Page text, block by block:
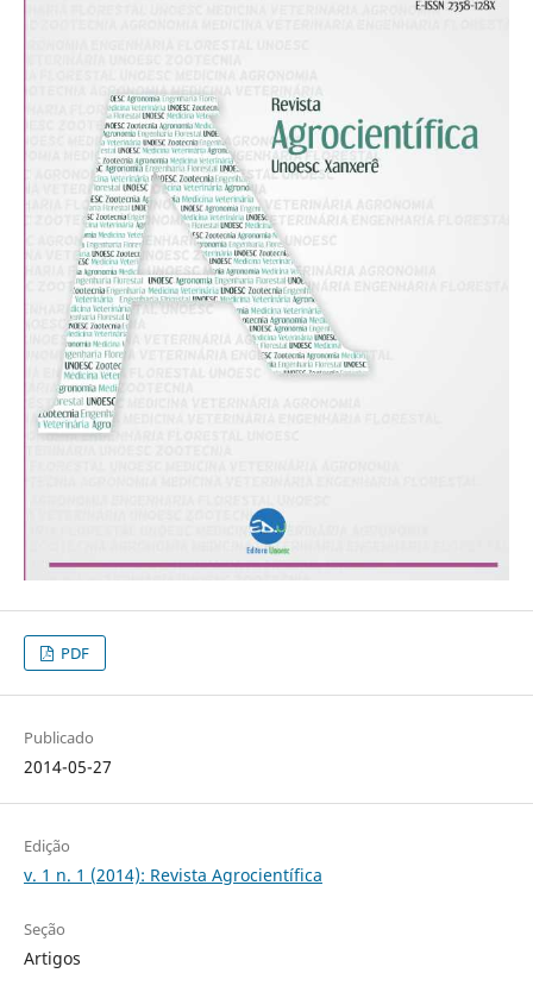
PDF
Publicado
2014-05-27
Edição
v. 1 n. 1 (2014): Revista Agrocientífica
Seção
Artigos